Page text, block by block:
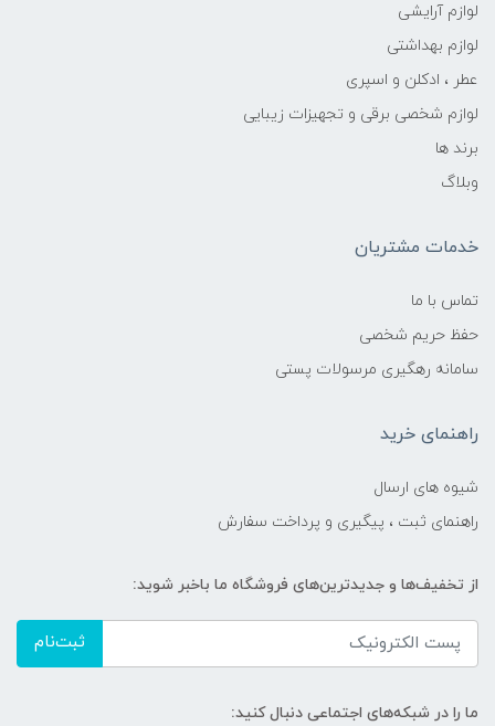
لوازم آرایشی
لوازم بهداشتی
عطر ، ادکلن و اسپری
لوازم شخصی برقی و تجهیزات زیبایی
برند ها
وبلاگ
خدمات مشتریان
تماس با ما
حفظ حریم شخصی
سامانه رهگیری مرسولات پستی
راهنمای خرید
شیوه های ارسال
راهنمای ثبت ، پیگیری و پرداخت سفارش
از تخفیف‌ها و جدیدترین‌های فروشگاه ما باخبر شوید:
ثبت‌نام
ما را در شبکه‌های اجتماعی دنبال کنید: